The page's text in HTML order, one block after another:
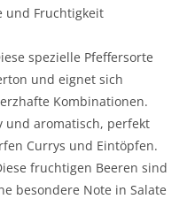
und Fruchtigkeit
spezielle Pfeffersorte
und eignet sich
Kombinationen.
und aromatisch, perfekt
Currys und Eintöpfen.
fruchtigen Beeren sind
besondere Note in Salate